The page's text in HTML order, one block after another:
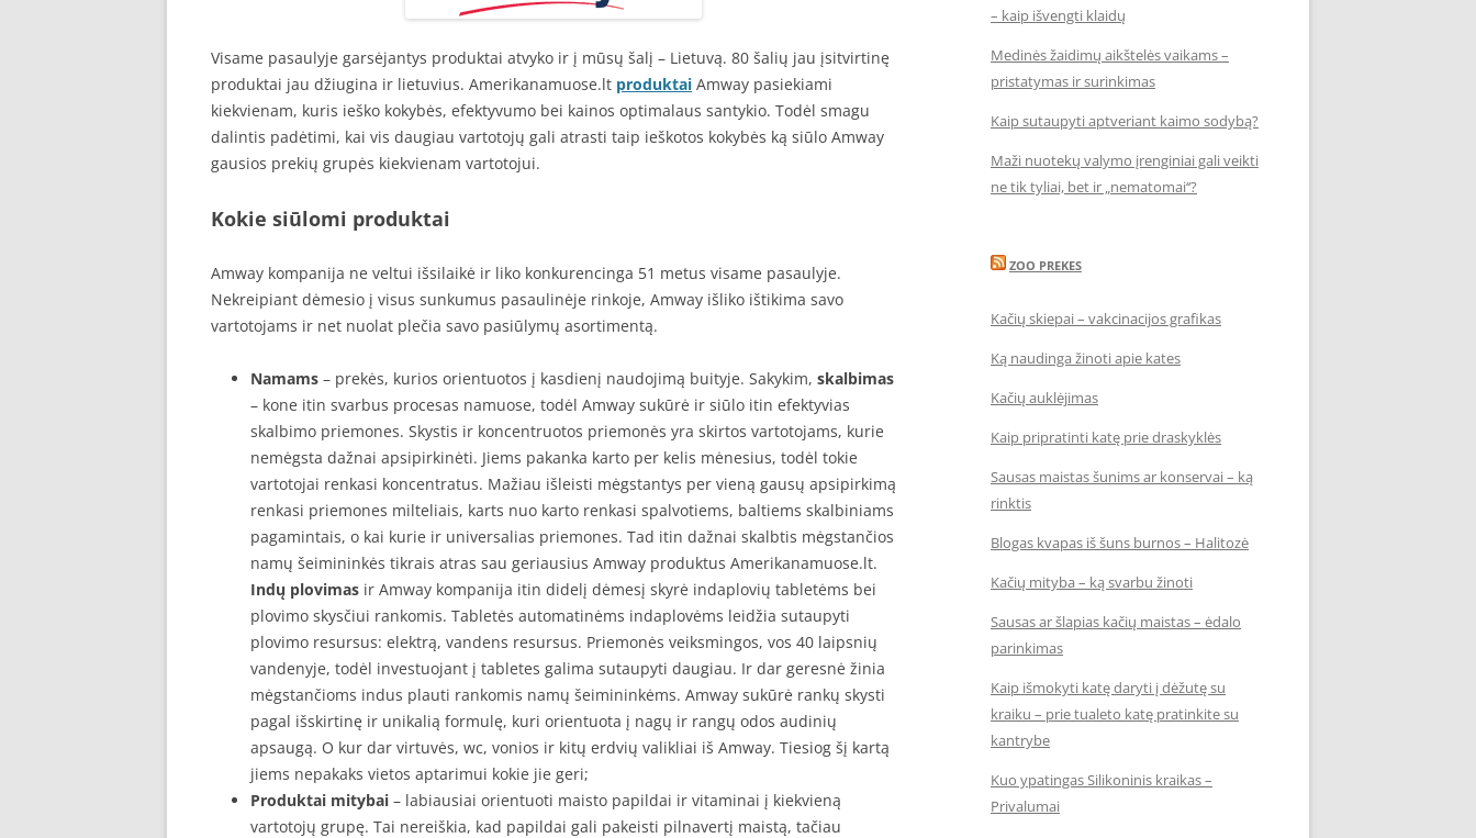
Visame pasaulyje garsėjantys produktai atvyko ir į mūsų šalį – Lietuvą. 80 šalių jau įsitvirtinę
produktai jau džiugina ir lietuvius. Amerikanamuose.lt produktai Amway pasiekiami
kiekvienam, kuris ieško kokybės, efektyvumo bei kainos optimalaus santykio. Todėl smagu
dalintis padėtimi, kai vis daugiau vartotojų gali atrasti taip ieškotos kokybės ką siūlo Amway
gausios prekių grupės kiekvienam vartotojui.
Kokie siūlomi produktai
Amway kompanija ne veltui išsilaikė ir liko konkurencinga 51 metus visame pasaulyje.
Nekreipiant dėmesio į visus sunkumus pasaulinėje rinkoje, Amway išliko ištikima savo
vartotojams ir net nuolat plečia savo pasiūlymų asortimentą.
Namams – prekės, kurios orientuotos į kasdienį naudojimą buityje. Sakykim, skalbimas
– kone itin svarbus procesas namuose, todėl Amway sukūrė ir siūlo itin efektyvias
skalbimo priemones. Skystis ir koncentruotos priemonės yra skirtos vartotojams, kurie
nemėgsta dažnai apsipirkinėti. Jiems pakanka karto per kelis mėnesius, todėl tokie
vartotojai renkasi koncentratus. Mažiau išleisti mėgstantys per vieną gausų apsipirkimą
renkasi priemones milteliais, karts nuo karto renkasi spalvotiems, baltiems skalbiniams
pagamintais, o kai kurie ir universalias priemones. Tad itin dažnai skalbtis mėgstančios
namų šeimininkės tikrais atras sau geriausius Amway produktus Amerikanamuose.lt.
Indų plovimas ir Amway kompanija itin didelį dėmesį skyrė indaplovių tabletėms bei
plovimo skysčiui rankomis. Tabletės automatinėms indaplovėms leidžia sutaupyti
plovimo resursus: elektrą, vandens resursus. Priemonės veiksmingos, vos 40 laipsnių
vandenyje, todėl investuojant į tabletes galima sutaupyti daugiau. Ir dar geresnė žinia
mėgstančioms indus plauti rankomis namų šeimininkėms. Amway sukūrė rankų skysti
pagal išskirtinę ir unikalią formulę, kuri orientuota į nagų ir rangų odos audinių
apsaugą. O kur dar virtuvės, wc, vonios ir kitų erdvių valikliai iš Amway. Tiesiog šį kartą
jiems nepakaks vietos aptarimui kokie jie geri;
Produktai mitybai – labiausiai orientuoti maisto papildai ir vitaminai į kiekvieną
vartotojų grupę. Tai nereiškia, kad papildai gali pakeisti pilnavertį maistą, tačiau
– kaip išvengti klaidų
Medinės žaidimų aikštelės vaikams –
pristatymas ir surinkimas
Kaip sutaupyti aptveriant kaimo sodybą?
Maži nuotekų valymo įrenginiai gali veikti
ne tik tyliai, bet ir „nematomai‘‘?
ZOO PREKES
Kačių skiepai – vakcinacijos grafikas
Ką naudinga žinoti apie kates
Kačių auklėjimas
Kaip pripratinti katę prie draskyklės
Sausas maistas šunims ar konservai – ką
rinktis
Blogas kvapas iš šuns burnos – Halitozė
Kačių mityba – ką svarbu žinoti
Sausas ar šlapias kačių maistas – ėdalo
parinkimas
Kaip išmokyti katę daryti į dėžutę su
kraiku – prie tualeto katę pratinkite su
kantrybe
Kuo ypatingas Silikoninis kraikas –
Privalumai